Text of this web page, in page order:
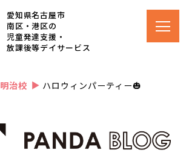
愛知県名古屋市
南区・港区の
児童発達支援・
放課後等デイサービス
明治校 ▲ ハロウィンパーティー🎃